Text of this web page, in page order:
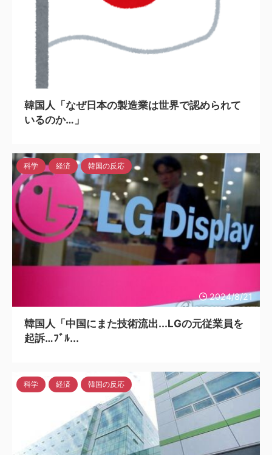
韓国人「なぜ日本の製造業は世界で認められて
いるのか…」
2024/8/21
科学 経済 韓国の反応
韓国人「中国にまた技術流出...LGの元従業員を
起訴…ﾌﾞﾙ...
科学 経済 韓国の反応